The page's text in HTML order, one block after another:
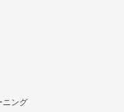
ニング